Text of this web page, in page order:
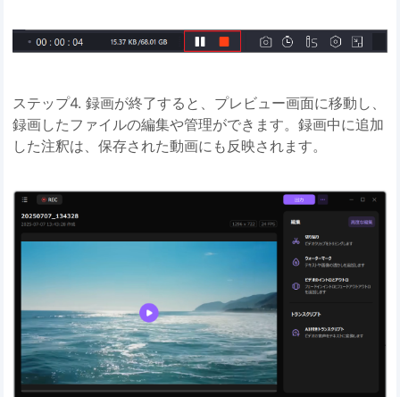
ステップ4. 録画が終了すると、プレビュー画面に移動し、
録画したファイルの編集や管理ができます。録画中に追加
した注釈は、保存された動画にも反映されます。